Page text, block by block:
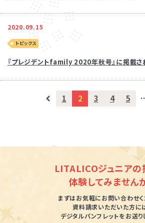
個人情報保護方針
LITALICOワンダー
LITALICOライフ
2020.09.15
トピックス
『プレジデントfamily 2020年秋号』に掲載さ
1 2 3 4 5
LITALICOジュニアの
体験してみません
まずはお気軽にお問い合わせく
資料請求いただいた方に
デジタルパンフレットをお送り